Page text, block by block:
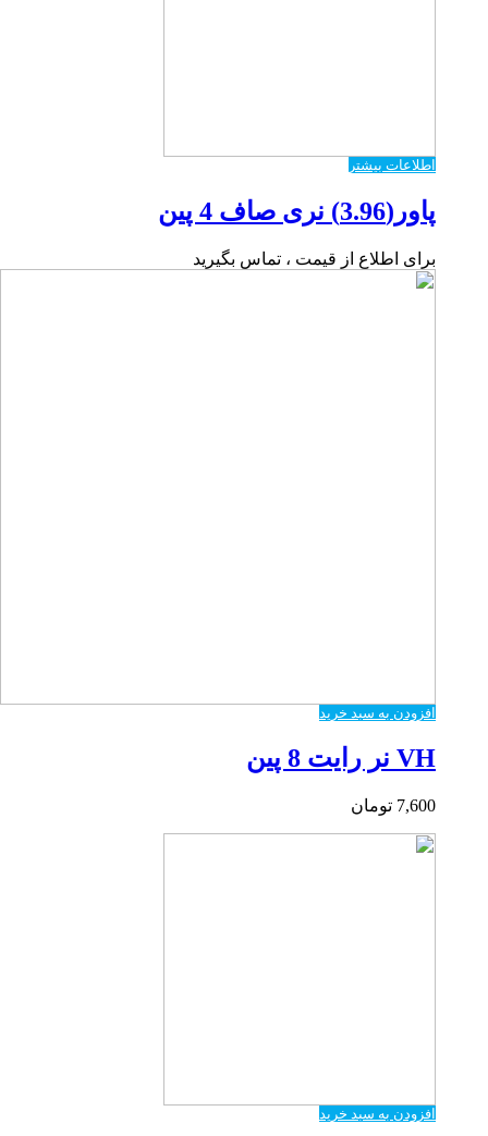
اطلاعات بیشتر
پاور(3.96) نری صاف 4 پین
برای اطلاع از قیمت ، تماس بگیرید
افزودن به سبد خرید
VH نر رایت 8 پین
7,600 تومان
افزودن به سبد خرید